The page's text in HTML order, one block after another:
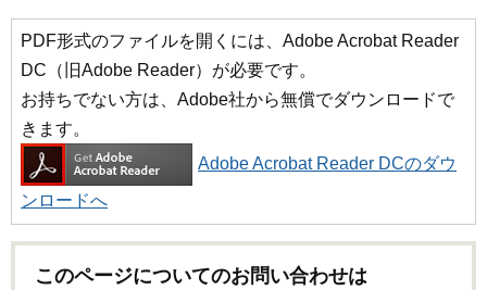
PDF形式のファイルを開くには、Adobe Acrobat Reader
DC（旧Adobe Reader）が必要です。
お持ちでない方は、Adobe社から無償でダウンロードで
きます。
Adobe Acrobat Reader DCのダウ
ンロードへ
このページについてのお問い合わせは